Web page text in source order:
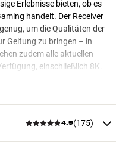
Erlebnisse bieten, ob es
handelt. Der Receiver
um die Qualitäten der
Geltung zu bringen – in
zudem alle aktuellen
einschließlich 8K.
das 5.1 Kanal System in
Höhenlautsprechern zu
Du kannst die zusätzlichen
4.9(175)